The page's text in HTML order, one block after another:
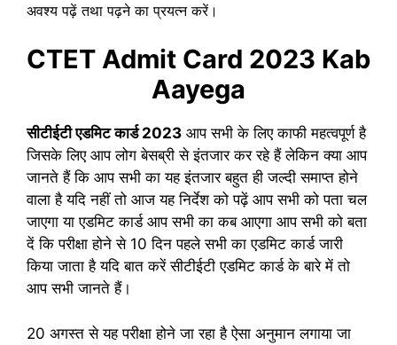
अवश्य पढ़ें तथा पढ़ने का प्रयत्न करें।
CTET Admit Card 2023 Kab
Aayega
सीटीईटी एडमिट कार्ड 2023 आप सभी के लिए काफी महत्वपूर्ण है
जिसके लिए आप लोग बेसब्री से इंतजार कर रहे हैं लेकिन क्या आप
जानते हैं कि आप सभी का यह इंतजार बहुत ही जल्दी समाप्त होने
वाला है यदि नहीं तो आज यह निर्देश को पढ़ें आप सभी को पता चल
जाएगा या एडमिट कार्ड आप सभी का कब आएगा आप सभी को बता
दें कि परीक्षा होने से 10 दिन पहले सभी का एडमिट कार्ड जारी
किया जाता है यदि बात करें सीटीईटी एडमिट कार्ड के बारे में तो
आप सभी जानते हैं।
20 अगस्त से यह परीक्षा होने जा रहा है ऐसा अनुमान लगाया जा